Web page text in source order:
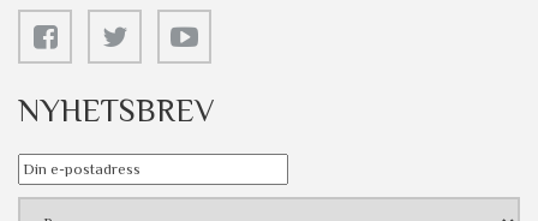
NYHETSBREV